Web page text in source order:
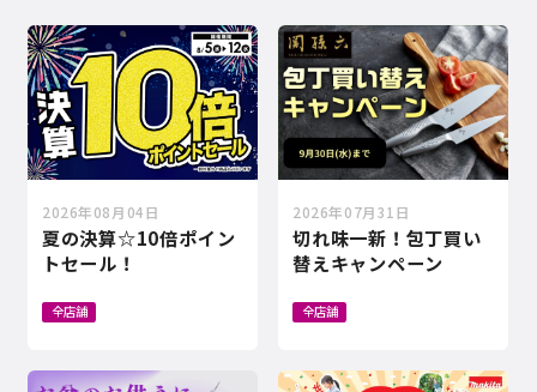
2026年08月04日
夏の決算☆10倍ポイン
トセール！
全店舗
2026年07月31日
切れ味一新！包丁買い
替えキャンペーン
全店舗